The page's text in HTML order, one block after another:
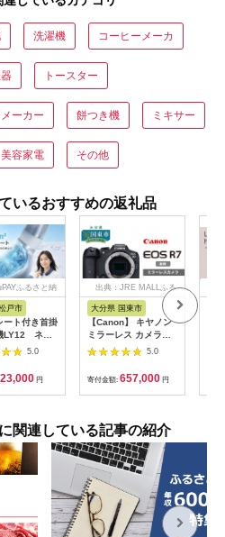
洗濯機 コーヒーメーカ
トースター
ーカー 餅つき機 ミキサー
美容家電 その他
いるおすすめの返礼品
ふるさと納
戸市
ート付き首掛
LY12 ネイ
5.0
23,000 円
出典：JRE MALLふる
さと納税
大分県 国東市
【Canon】 キヤノン
ミラーレス カメラ
EOS R7 ボディー キ
ャノン 一眼 家電
5.0
寄付金額: 657,000 円
関連している記事の紹介